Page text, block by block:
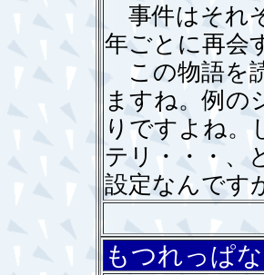
事件はそれ
年ごとに再会
この物語を
ますね。例の
りですよね。
テリ・・・、
設定なんです
もつれっぱ